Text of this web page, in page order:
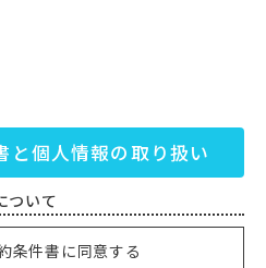
と個人情報の取り扱い
ついて
条件書に同意する